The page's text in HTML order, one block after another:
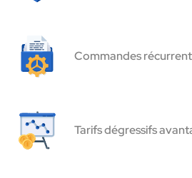
Commandes
Tarifs dégressifs